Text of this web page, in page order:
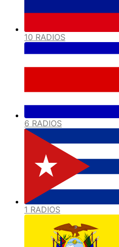
10 RADIOS
6 RADIOS
1 RADIOS